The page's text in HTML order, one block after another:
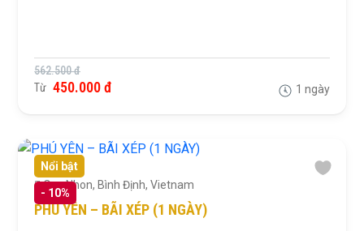
562.500 đ
Từ 450.000 đ 1 ngày
Nổi bật
- 10%
Quy Nhon, Bình Định, Vietnam
PHÚ YÊN – BÃI XÉP (1 NGÀY)